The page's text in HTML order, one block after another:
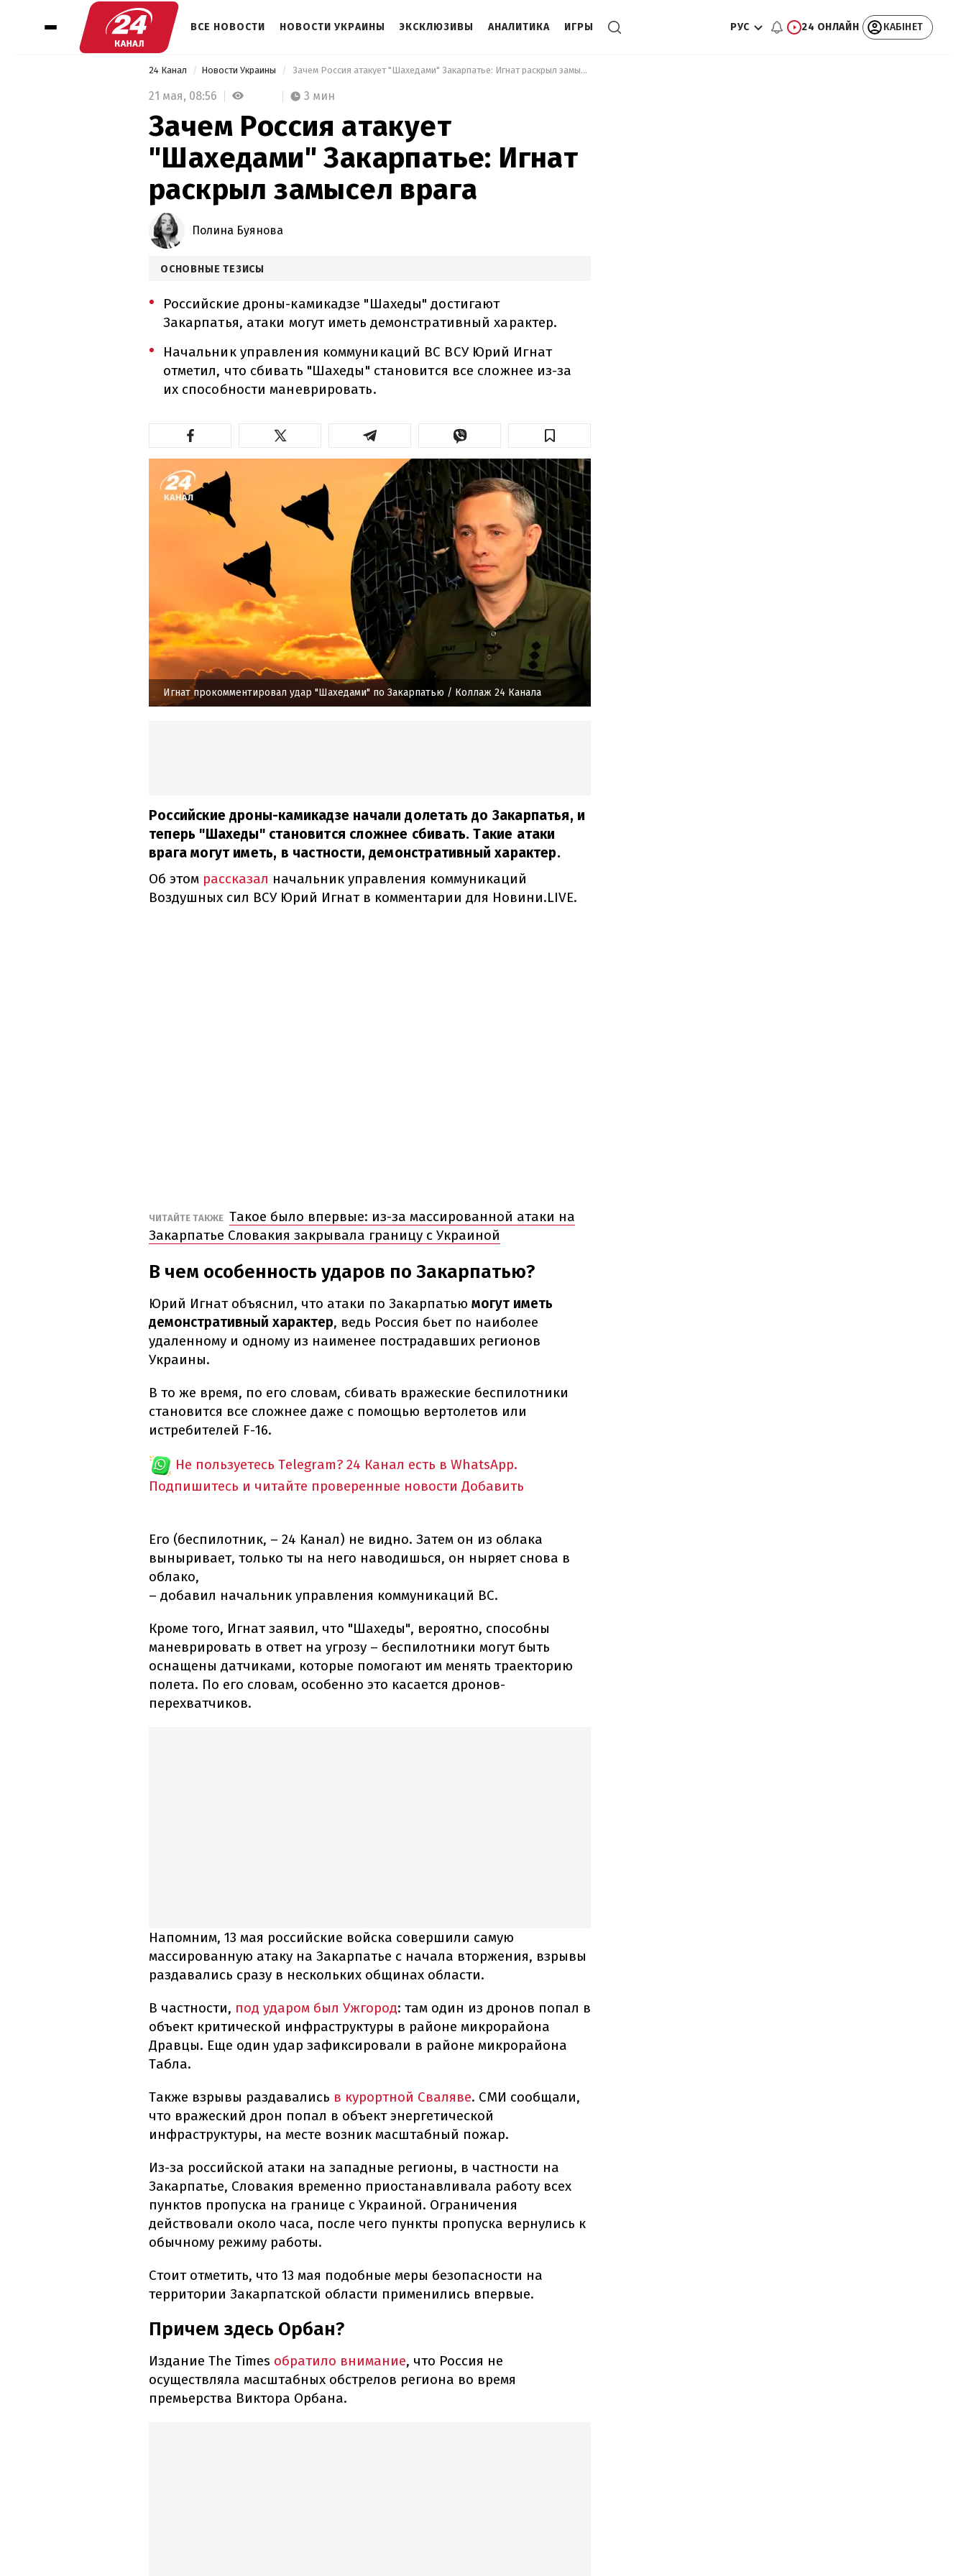
ВСЕ НОВОСТИ НОВОСТИ УКРАИНЫ ЭКСКЛЮЗИВЫ АНАЛИТИКА ИГРЫ РУС 24 ОНЛАЙН КАБІНЕТ
24 Канал Новости Украины Зачем Россия атакует "Шахедами" Закарпатье: Игнат раскрыл замысел врага
21 мая, 08:56 3 мин
Зачем Россия атакует
"Шахедами" Закарпатье: Игнат
раскрыл замысел врага
Полина Буянова
ОСНОВНЫЕ ТЕЗИСЫ
Российские дроны-камикадзе "Шахеды" достигают
Закарпатья, атаки могут иметь демонстративный характер.
Начальник управления коммуникаций ВС ВСУ Юрий Игнат
отметил, что сбивать "Шахеды" становится все сложнее из-за
их способности маневрировать.
Игнат прокомментировал удар "Шахедами" по Закарпатью / Коллаж 24 Канала
Российские дроны-камикадзе начали долетать до Закарпатья, и
теперь "Шахеды" становится сложнее сбивать. Такие атаки
врага могут иметь, в частности, демонстративный характер.
Об этом рассказал начальник управления коммуникаций
Воздушных сил ВСУ Юрий Игнат в комментарии для Новини.LIVE.
ЧИТАЙТЕ ТАКЖЕ Такое было впервые: из-за массированной атаки на
Закарпатье Словакия закрывала границу с Украиной
В чем особенность ударов по Закарпатью?
Юрий Игнат объяснил, что атаки по Закарпатью могут иметь
демонстративный характер, ведь Россия бьет по наиболее
удаленному и одному из наименее пострадавших регионов
Украины.
В то же время, по его словам, сбивать вражеские беспилотники
становится все сложнее даже с помощью вертолетов или
истребителей F-16.
Не пользуетесь Telegram? 24 Канал есть в WhatsApp.
Подпишитесь и читайте проверенные новости Добавить
Его (беспилотник, – 24 Канал) не видно. Затем он из облака
выныривает, только ты на него наводишься, он ныряет снова в
облако,
– добавил начальник управления коммуникаций ВС.
Кроме того, Игнат заявил, что "Шахеды", вероятно, способны
маневрировать в ответ на угрозу – беспилотники могут быть
оснащены датчиками, которые помогают им менять траекторию
полета. По его словам, особенно это касается дронов-
перехватчиков.
Напомним, 13 мая российские войска совершили самую
массированную атаку на Закарпатье с начала вторжения, взрывы
раздавались сразу в нескольких общинах области.
В частности, под ударом был Ужгород: там один из дронов попал в
объект критической инфраструктуры в районе микрорайона
Дравцы. Еще один удар зафиксировали в районе микрорайона
Табла.
Также взрывы раздавались в курортной Сваляве. СМИ сообщали,
что вражеский дрон попал в объект энергетической
инфраструктуры, на месте возник масштабный пожар.
Из-за российской атаки на западные регионы, в частности на
Закарпатье, Словакия временно приостанавливала работу всех
пунктов пропуска на границе с Украиной. Ограничения
действовали около часа, после чего пункты пропуска вернулись к
обычному режиму работы.
Стоит отметить, что 13 мая подобные меры безопасности на
территории Закарпатской области применились впервые.
Причем здесь Орбан?
Издание The Times обратило внимание, что Россия не
осуществляла масштабных обстрелов региона во время
премьерства Виктора Орбана.